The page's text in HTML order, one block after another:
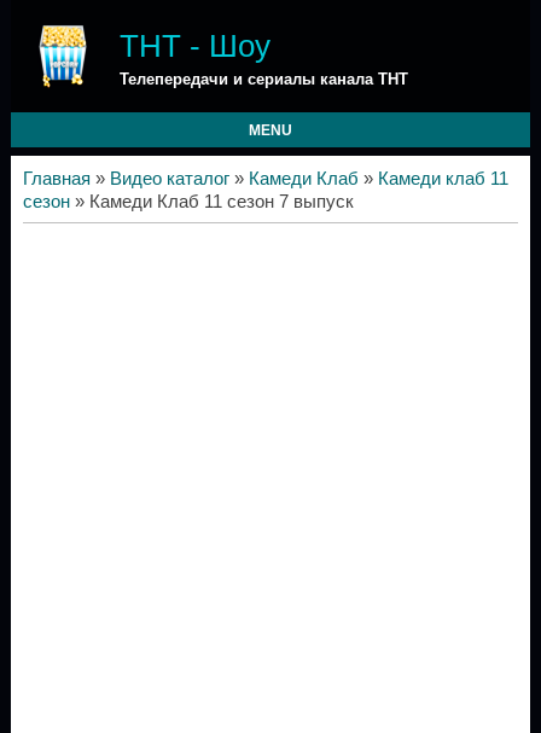
ТНТ - Шоу
Телепередачи и сериалы канала ТНТ
MENU
Главная » Видео каталог» Камеди Клаб » Камеди клаб 11
сезон» Камеди Клаб 11 сезон 7 выпуск